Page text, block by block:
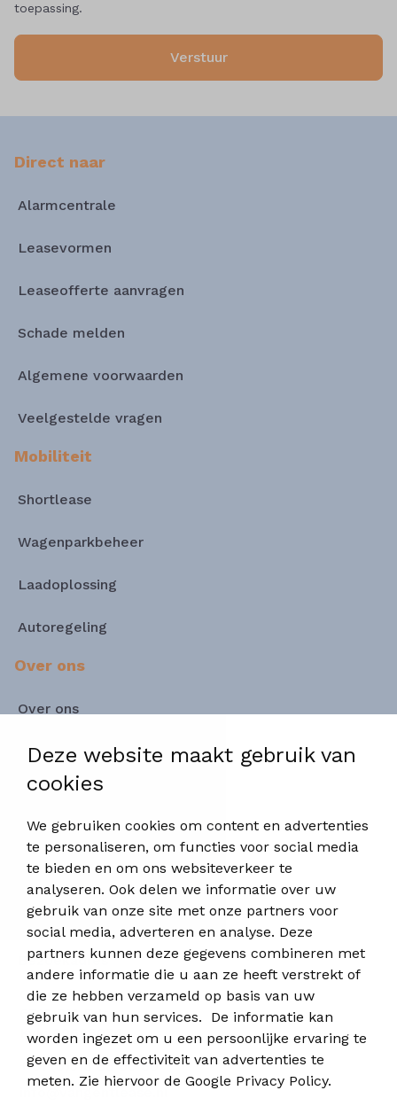
Deze website maakt gebruik van
cookies
We gebruiken cookies om content en advertenties
te personaliseren, om functies voor social media
te bieden en om ons websiteverkeer te
analyseren. Ook delen we informatie over uw
gebruik van onze site met onze partners voor
social media, adverteren en analyse. Deze
partners kunnen deze gegevens combineren met
andere informatie die u aan ze heeft verstrekt of
die ze hebben verzameld op basis van uw
gebruik van hun services. De informatie kan
worden ingezet om u een persoonlijke ervaring te
geven en de effectiviteit van advertenties te
meten. Zie hiervoor de Google Privacy Policy.
toepassing.
Verstuur
Direct naar
Alarmcentrale
Leasevormen
Leaseofferte aanvragen
Schade melden
Algemene voorwaarden
Veelgestelde vragen
Mobiliteit
Shortlease
Wagenparkbeheer
Laadoplossing
Autoregeling
Over ons
Over ons
Referenties
Vacatures
Nieuws
Van Gent Lease
Bezoekadres
Copernicuslaan 9
6716 BM Ede
Kvk: 80698034
+ 31 (0)318 88 60 80